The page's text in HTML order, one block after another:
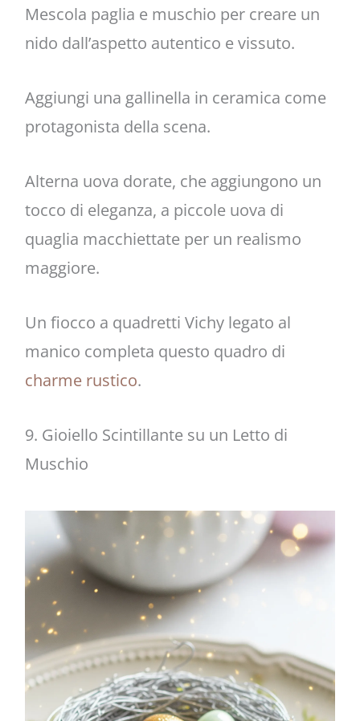
Mescola paglia e muschio per creare un
nido dall’aspetto autentico e vissuto.
Aggiungi una gallinella in ceramica come
protagonista della scena.
Alterna uova dorate, che aggiungono un
tocco di eleganza, a piccole uova di
quaglia macchiettate per un realismo
maggiore.
Un fiocco a quadretti Vichy legato al
manico completa questo quadro di
charme rustico.
9. Gioiello Scintillante su un Letto di
Muschio